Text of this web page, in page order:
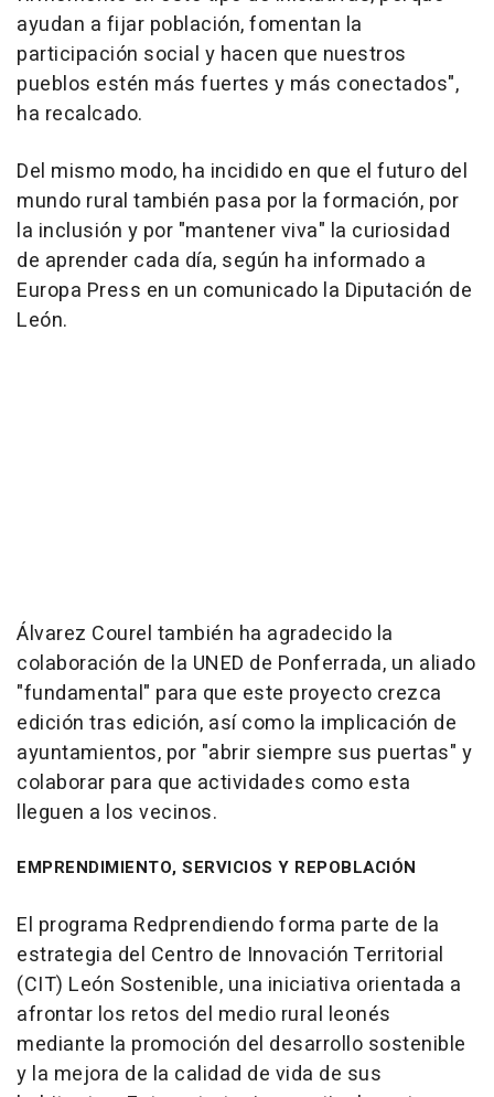
ayudan a fijar población, fomentan la
participación social y hacen que nuestros
pueblos estén más fuertes y más conectados",
ha recalcado.
Del mismo modo, ha incidido en que el futuro del
mundo rural también pasa por la formación, por
la inclusión y por "mantener viva" la curiosidad
de aprender cada día, según ha informado a
Europa Press en un comunicado la Diputación de
León.
Álvarez Courel también ha agradecido la
colaboración de la UNED de Ponferrada, un aliado
"fundamental" para que este proyecto crezca
edición tras edición, así como la implicación de
ayuntamientos, por "abrir siempre sus puertas" y
colaborar para que actividades como esta
lleguen a los vecinos.
EMPRENDIMIENTO, SERVICIOS Y REPOBLACIÓN
El programa Redprendiendo forma parte de la
estrategia del Centro de Innovación Territorial
(CIT) León Sostenible, una iniciativa orientada a
afrontar los retos del medio rural leonés
mediante la promoción del desarrollo sostenible
y la mejora de la calidad de vida de sus